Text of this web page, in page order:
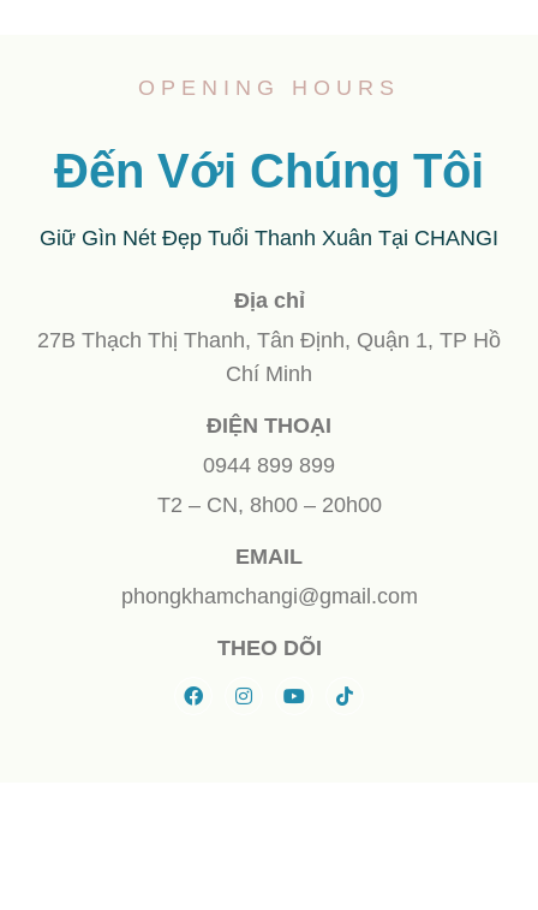
OPENING HOURS
Đến Với Chúng Tôi
Giữ Gìn Nét Đẹp Tuổi Thanh Xuân Tại CHANGI
Địa chỉ
27B Thạch Thị Thanh, Tân Định, Quận 1, TP Hồ
Chí Minh
ĐIỆN THOẠI
0944 899 899
T2 – CN, 8h00 – 20h00
EMAIL
phongkhamchangi@gmail.com
THEO DÕI